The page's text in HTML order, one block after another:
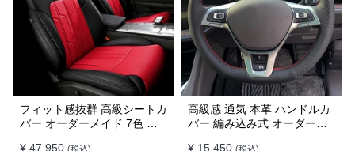
フィット感抜群 高級シートカ
バー オーダーメイド 7色 防
¥ 47,950 (税込)
高級感 通気 本革 ハンドルカ
バー 編み込み式 オーダーメ
¥ 15,450 (税込)